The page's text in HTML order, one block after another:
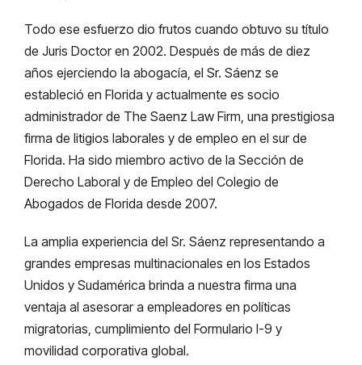
Todo ese esfuerzo dio frutos cuando obtuvo su título
de Juris Doctor en 2002. Después de más de diez
años ejerciendo la abogacía, el Sr. Sáenz se
estableció en Florida y actualmente es socio
administrador de The Saenz Law Firm, una prestigiosa
firma de litigios laborales y de empleo en el sur de
Florida. Ha sido miembro activo de la Sección de
Derecho Laboral y de Empleo del Colegio de
Abogados de Florida desde 2007.
La amplia experiencia del Sr. Sáenz representando a
grandes empresas multinacionales en los Estados
Unidos y Sudamérica brinda a nuestra firma una
ventaja al asesorar a empleadores en políticas
migratorias, cumplimiento del Formulario I-9 y
movilidad corporativa global.